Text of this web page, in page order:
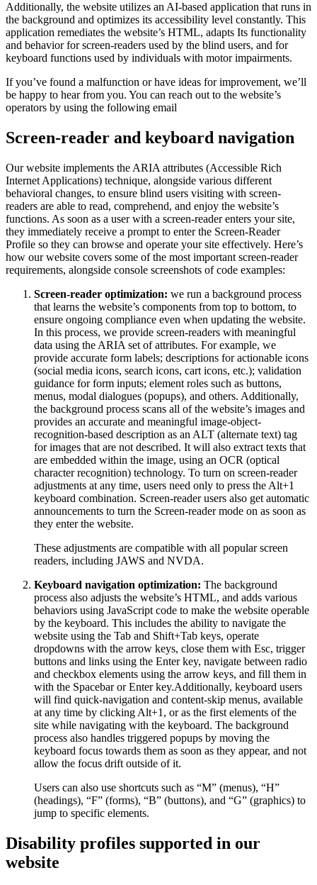
Additionally, the website utilizes an AI-based application that runs in
the background and optimizes its accessibility level constantly. This
application remediates the website’s HTML, adapts Its functionality
and behavior for screen-readers used by the blind users, and for
keyboard functions used by individuals with motor impairments.
If you’ve found a malfunction or have ideas for improvement, we’ll
be happy to hear from you. You can reach out to the website’s
operators by using the following email
Screen-reader and keyboard navigation
Our website implements the ARIA attributes (Accessible Rich
Internet Applications) technique, alongside various different
behavioral changes, to ensure blind users visiting with screen-
readers are able to read, comprehend, and enjoy the website’s
functions. As soon as a user with a screen-reader enters your site,
they immediately receive a prompt to enter the Screen-Reader
Profile so they can browse and operate your site effectively. Here’s
how our website covers some of the most important screen-reader
requirements, alongside console screenshots of code examples:
Screen-reader optimization: we run a background process
that learns the website’s components from top to bottom, to
ensure ongoing compliance even when updating the website.
In this process, we provide screen-readers with meaningful
data using the ARIA set of attributes. For example, we
provide accurate form labels; descriptions for actionable icons
(social media icons, search icons, cart icons, etc.); validation
guidance for form inputs; element roles such as buttons,
menus, modal dialogues (popups), and others. Additionally,
the background process scans all of the website’s images and
provides an accurate and meaningful image-object-
recognition-based description as an ALT (alternate text) tag
for images that are not described. It will also extract texts that
are embedded within the image, using an OCR (optical
character recognition) technology. To turn on screen-reader
adjustments at any time, users need only to press the Alt+1
keyboard combination. Screen-reader users also get automatic
announcements to turn the Screen-reader mode on as soon as
they enter the website.
These adjustments are compatible with all popular screen
readers, including JAWS and NVDA.
Keyboard navigation optimization: The background
process also adjusts the website’s HTML, and adds various
behaviors using JavaScript code to make the website operable
by the keyboard. This includes the ability to navigate the
website using the Tab and Shift+Tab keys, operate
dropdowns with the arrow keys, close them with Esc, trigger
buttons and links using the Enter key, navigate between radio
and checkbox elements using the arrow keys, and fill them in
with the Spacebar or Enter key.Additionally, keyboard users
will find quick-navigation and content-skip menus, available
at any time by clicking Alt+1, or as the first elements of the
site while navigating with the keyboard. The background
process also handles triggered popups by moving the
keyboard focus towards them as soon as they appear, and not
allow the focus drift outside of it.
Users can also use shortcuts such as “M” (menus), “H”
(headings), “F” (forms), “B” (buttons), and “G” (graphics) to
jump to specific elements.
Disability profiles supported in our
website